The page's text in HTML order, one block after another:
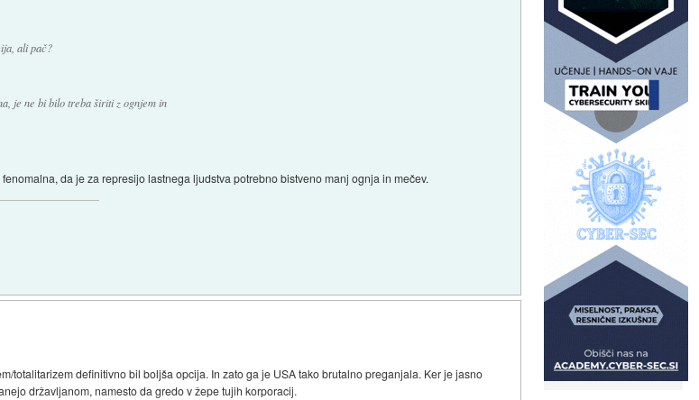
ali pač?
je ne bi bilo treba širiti z ognjem in
da je za represijo lastnega ljudstva potrebno bistveno manj ognja in mečev.
totalitarizem definitivno bil boljša opcija. In zato ga je USA tako brutalno preganjala. Ker je jasno
državljanom, namesto da gredo v žepe tujih korporacij.